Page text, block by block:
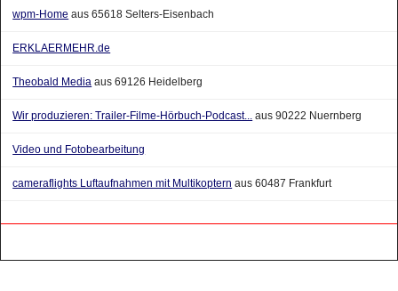
wpm-Home aus 65618 Selters-Eisenbach
ERKLAERMEHR.de
Theobald Media aus 69126 Heidelberg
Wir produzieren: Trailer-Filme-Hörbuch-Podcast... aus 90222 Nuernberg
Video und Fotobearbeitung
cameraflights Luftaufnahmen mit Multikoptern aus 60487 Frankfurt